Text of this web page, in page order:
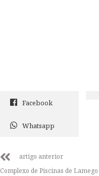
Facebook
Whatsapp
artigo anterior
Complexo de Piscinas de